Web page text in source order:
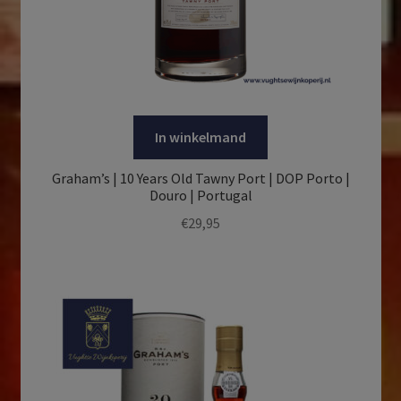
In winkelmand
Graham’s | 10 Years Old Tawny Port | DOP Porto |
Douro | Portugal
€29,95